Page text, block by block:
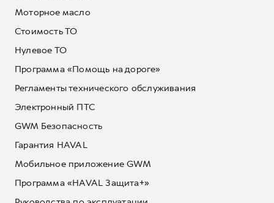
Моторное масло
Стоимость ТО
Нулевое ТО
Программа «Помощь на дороге»
Регламенты технического обслуживания
Электронный ПТС
GWM Безопасность
Гарантия HAVAL
Мобильное приложение GWM
Программа «HAVAL Защита+»